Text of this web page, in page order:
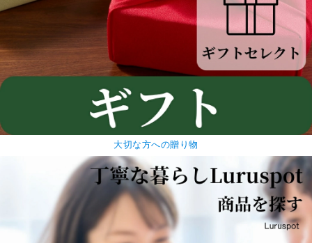
大切な方への贈り物